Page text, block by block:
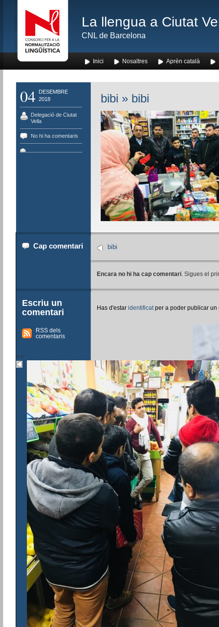
La llengua a Ciutat
CNL de Barcelona
Inici Nosaltres Aprèn català
04
DESEMBRE
2018
Delegació de Ciutat
Vella
No hi ha comentaris
bibi » bibi
Cap comentari bibi
Encara no hi ha cap comentari. Sigues el
Escriu un
comentari
RSS dels
comentaris
Has d'estar identificatper a poder publicar un
<<